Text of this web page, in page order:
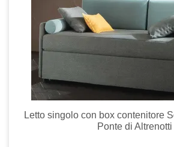
Letto singolo con box contenitore
Ponte di Altrenotti